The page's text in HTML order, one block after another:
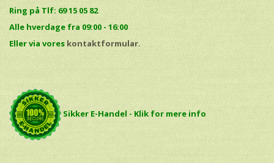
Ring på Tlf: 69 15 05 82
Alle hverdage fra 09:00 - 16:00
Eller via vores kontaktformular.
Sikker E-Handel - Klik for mere info